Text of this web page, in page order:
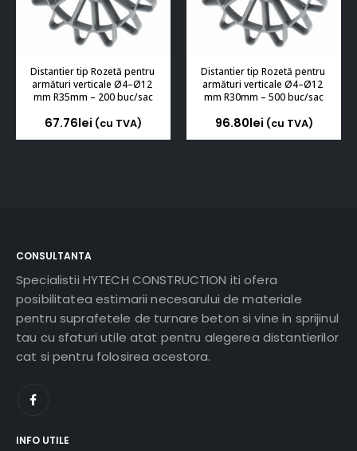
Distantier tip Rozetă pentru
armături verticale Ø4–Ø12
mm R35mm – 200 buc/sac
67.76lei (cu TVA)
Distantier tip Rozetă pentru
armături verticale Ø4–Ø12
mm R30mm – 500 buc/sac
96.80lei (cu TVA)
CONSULTANTA
Specialistii HYTECH CONSTRUCTION iti ofera
posibilitatea estimarii necesarului de materiale
pentru suprafetele de turnare beton si vine in sprijinul
tau cu sfaturi utile atat pentru alegerea distantierilor
cat si pentru folosirea acestora.
INFO UTILE